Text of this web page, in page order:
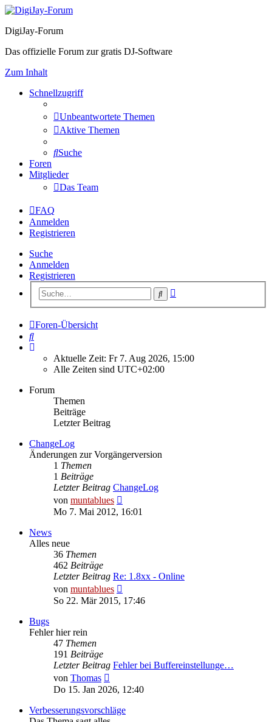
DigiJay-Forum
Das offizielle Forum zur gratis DJ-Software
Zum Inhalt
Schnellzugriff
Unbeantwortete Themen
Aktive Themen
Suche
Foren
Mitglieder
Das Team
FAQ
Anmelden
Registrieren
Suche
Anmelden
Registrieren
Suche
Foren-Übersicht
Suche
Aktuelle Zeit: Fr 7. Aug 2026, 15:00
Alle Zeiten sind UTC+02:00
Forum
Themen
Beiträge
Letzter Beitrag
ChangeLog
Änderungen zur Vorgängerversion
1 Themen
1 Beiträge
Letzter Beitrag ChangeLog
von muntablues
Beitrag
Mo 7. Mai 2012, 16:01
News
Alles neue
36 Themen
462 Beiträge
Letzter Beitrag Re: 1.8xx - Online
von muntablues
Beitrag
So 22. Mär 2015, 17:46
Bugs
Fehler hier rein
47 Themen
191 Beiträge
Letzter Beitrag Fehler bei Buffereinstellunge…
von Thomas
Beitrag
Do 15. Jan 2026, 12:40
Verbesserungsvorschläge